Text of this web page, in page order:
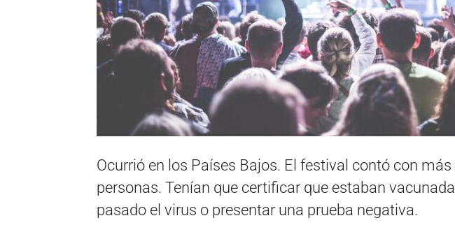
Ocurrió en los Países Bajos. El festival contó con más
personas. Tenían que certificar que estaban
pasado el virus o presentar una prueba negativa.